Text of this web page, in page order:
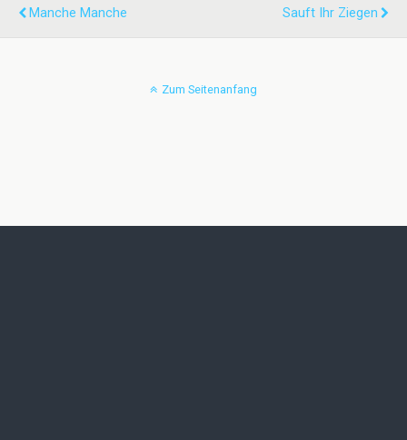
Manche Manche
Sauft Ihr Ziegen
Zum Seitenanfang